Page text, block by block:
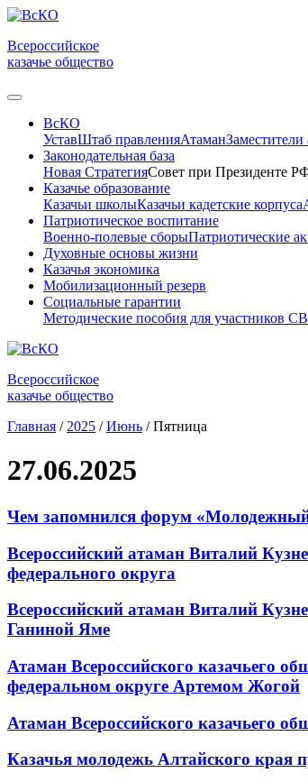
Всероссийское
казачье общество
ВсКО
УставШтаб правленияАтаманЗаместители
Законодательная база
Новая СтратегияСовет при Президенте
Казачье образование
Казачьи школыКазачьи кадетские корпуса
Патриотическое воспитание
Военно-полевые сборыПатриотические
Духовные основы жизни
Казачья экономика
Мобилизационный резерв
Социальные гарантии
Методические пособия для участников
Всероссийское
казачье общество
Главная / 2025 / Июнь /Пятница
27.06.2025
Чем запомнился форум
Всероссийский атаман Виталий
федерального округа
Всероссийский атаман Виталий
Ганиной Яме
Атаман Всероссийского казачьего
федеральном округе Артемом Жогой
Атаман Всероссийского казачьего
Казачья молодежь Алтайского края